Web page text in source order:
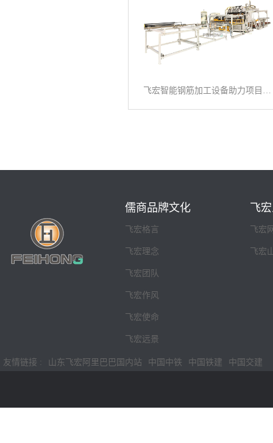
儒商品牌文化
飞宏格言
飞宏理念
飞宏团队
飞宏作风
飞宏使命
飞宏远景
飞
飞宏
飞宏
友情链接 : 山东飞宏阿里巴巴国内站 中国中铁 中国铁建 中国交建